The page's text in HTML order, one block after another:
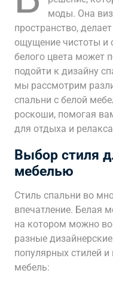
моды. Она
пространство,
ощущение чистоты и
белого цвета может
подойти к дизайну
мы рассмотрим
спальни с белой
роскоши, помогая
для отдыха и
Выбор стиля
мебелью
Стиль спальни во
впечатление. Белая
на котором можно
разные
популярных стилей и
мебель: